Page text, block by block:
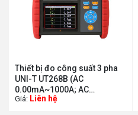
Thiết bị đo công suất 3 pha
UNI-T UT268B (AC
0.00mA~1000A; AC
0.00V~600V)
Giá: Liên hệ